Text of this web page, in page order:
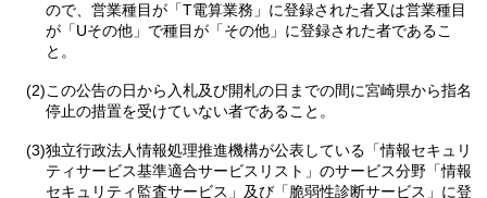
ので、営業種目が「T電算業務」に登録された者又は営業種目
が「Uその他」で種目が「その他」に登録された者であるこ
と。
(2)この公告の日から入札及び開札の日までの間に宮崎県から指名
停止の措置を受けていない者であること。
(3)独立行政法人情報処理推進機構が公表している「情報セキュリ
ティサービス基準適合サービスリスト」のサービス分野「情報
セキュリティ監査サービス」及び「脆弱性診断サービス」に登